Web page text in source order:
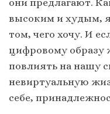
высоким и худым,
том, чего хочу. И
цифровому образу
повлиять на нашу
невиртуальную
себе,